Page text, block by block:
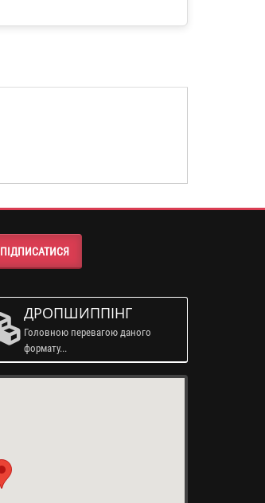
ПІДПИСАТИСЯ
ДРОПШИППІНГ
Головною перевагою даного
формату...